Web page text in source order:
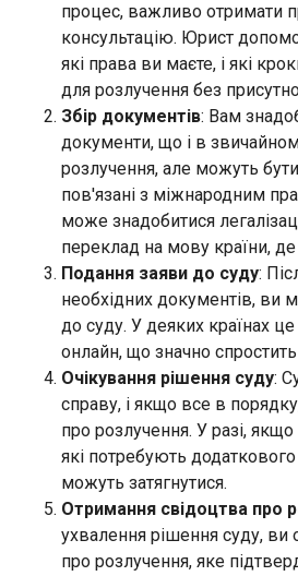
процес, важливо отримати
консультацію. Юрист
які права ви маєте, і які
для розлучення без
Збір документів: Вам
документи, що і в
розлучення, але можуть
пов'язані з міжнародним
може знадобитися
переклад на мову країни,
Подання заяви до суду:
необхідних документів, ви
до суду. У деяких країнах
онлайн, що значно
Очікування рішення суду:
справу, і якщо все в
про розлучення. У разі,
які потребують
можуть затягнутися.
Отримання свідоцтва про
ухвалення рішення суду, ви
про розлучення, яке